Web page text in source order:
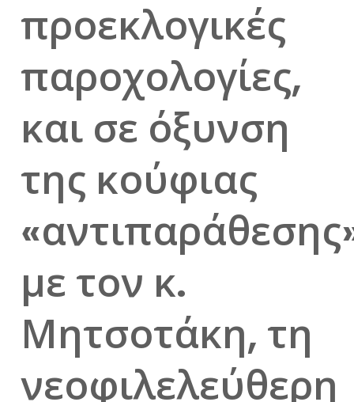
προεκλογικές
παροχολογίες,
και σε όξυνση
της κούφιας
με τον κ.
Μητσοτάκη, τη
νεοφιλελεύθερη